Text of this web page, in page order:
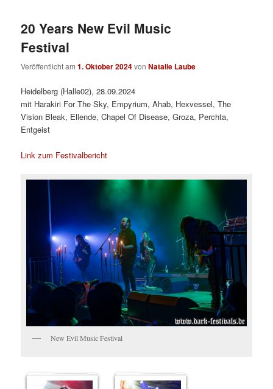
20 Years New Evil Music
Festival
Veröffentlicht am1. Oktober 2024vonNatalie Laube
Heidelberg (Halle02), 28.09.2024
mit Harakiri For The Sky, Empyrium, Ahab, Hexvessel, The
Vision Bleak, Ellende, Chapel Of Disease, Groza, Perchta,
Entgeist
Link zum Festivalbericht
New Evil Music Festival